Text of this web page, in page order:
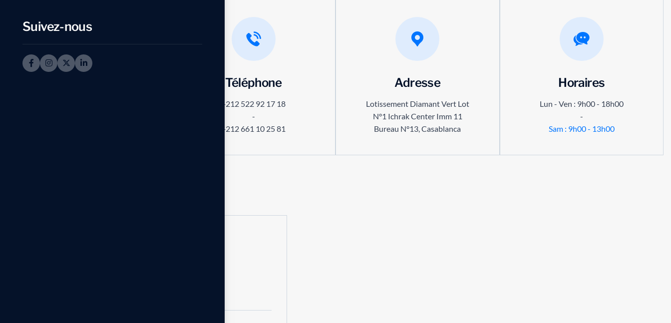
Suivez-nous
Téléphone
+212 522 92 17 18
-
+212 661 10 25 81
Adresse
Lotissement Diamant Vert Lot
N°1 Ichrak Center Imm 11
Bureau N°13, Casablanca
Horaires
Lun - Ven : 9h00 - 18h00
-
Sam : 9h00 - 13h00